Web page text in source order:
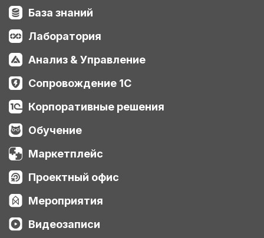
База знаний
Лаборатория
Анализ & Управление
Сопровождение 1С
Корпоративные решения
Обучение
Маркетплейс
Проектный офис
Мероприятия
Видеозаписи